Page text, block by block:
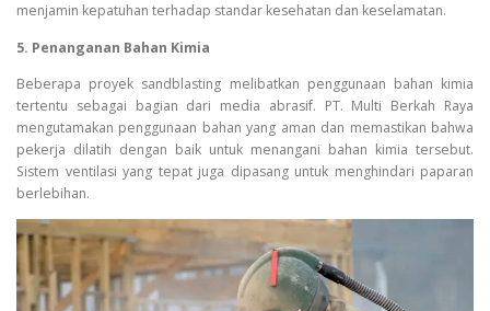
menjamin kepatuhan terhadap standar kesehatan dan keselamatan.
5. Penanganan Bahan Kimia
Beberapa proyek sandblasting melibatkan penggunaan bahan kimia
tertentu sebagai bagian dari media abrasif. PT. Multi Berkah Raya
mengutamakan penggunaan bahan yang aman dan memastikan bahwa
pekerja dilatih dengan baik untuk menangani bahan kimia tersebut.
Sistem ventilasi yang tepat juga dipasang untuk menghindari paparan
berlebihan.